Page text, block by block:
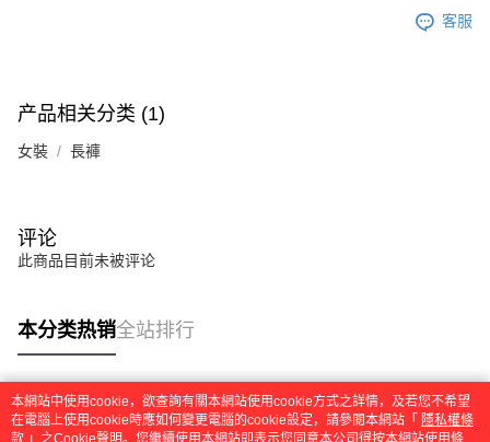
客服
产品相关分类 (1)
女裝 長褲
评论
此商品目前未被评论
本分类热销全站排行
热门标签
本網站中使用cookie，欲查詢有關本網站使用cookie方式之詳情，及若您不希望
在電腦上使用cookie時應如何變更電腦的cookie設定，請參閱本網站「 隱私權條
款 」之Cookie聲明。您繼續使用本網站即表示您同意本公司得按本網站使用條款